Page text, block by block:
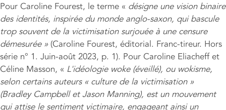
Pour Caroline Fourest, le terme « désigne une vision binaire
des identités, inspirée du monde anglo-saxon, qui bascule
trop souvent de la victimisation surjouée à une censure
démesurée » (Caroline Fourest, éditorial. Franc-tireur. Hors
série n° 1. Juin-août 2023, p. 1). Pour Caroline Eliacheff et
Céline Masson, « L'idéologie woke (éveillé), ou wokisme,
selon certains auteurs « culture de la victimisation »
(Bradley Campbell et Jason Manning), est un mouvement
qui attise le sentiment victimaire, engageant ainsi un